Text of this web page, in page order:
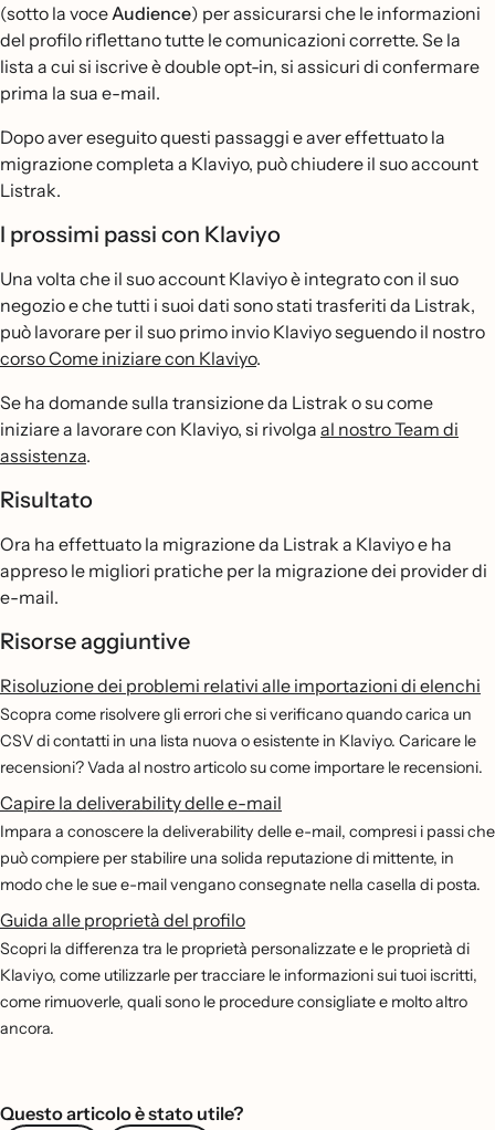
(sotto la voceAudience) per assicurarsi che le informazioni
del profilo riflettano tutte le comunicazioni corrette. Se la
lista a cui si iscrive è double opt-in, si assicuri di confermare
prima la sua e-mail.
Dopo aver eseguito questi passaggi e aver effettuato la
migrazione completa a Klaviyo, può chiudere il suo account
Listrak.
I prossimi passi con Klaviyo
Una volta che il suo account Klaviyo è integrato con il suo
negozio e che tutti i suoi dati sono stati trasferiti da Listrak,
può lavorare per il suo primo invio Klaviyo seguendo il nostro
corso Come iniziare con Klaviyo.
Se ha domande sulla transizione da Listrak o su come
iniziare a lavorare con Klaviyo, si rivolga al nostro Team di
assistenza.
Risultato
Ora ha effettuato la migrazione da Listrak a Klaviyo e ha
appreso le migliori pratiche per la migrazione dei provider di
e-mail.
Risorse aggiuntive
Risoluzione dei problemi relativi alle importazioni di elenchi
Scopra come risolvere gli errori che si verificano quando carica un
CSV di contatti in una lista nuova o esistente in Klaviyo. Caricare le
recensioni? Vada al nostro articolo su come importare le recensioni.
Capire la deliverability delle e-mail
Impara a conoscere la deliverability delle e-mail, compresi i passi che
può compiere per stabilire una solida reputazione di mittente, in
modo che le sue e-mail vengano consegnate nella casella di posta.
Guida alle proprietà del profilo
Scopri la differenza tra le proprietà personalizzate e le proprietà di
Klaviyo, come utilizzarle per tracciare le informazioni sui tuoi iscritti,
come rimuoverle, quali sono le procedure consigliate e molto altro
ancora.
Questo articolo è stato utile?